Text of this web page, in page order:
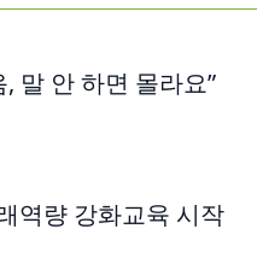
말 안 하면 몰라요”
역량 강화교육 시작